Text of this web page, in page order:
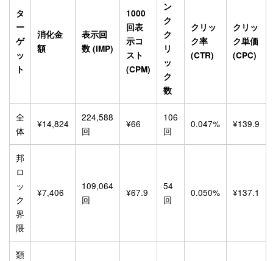
タ
ー
ゲ
ッ
ト
消化金
額
表示回
数 (IMP)
1000
回表
示コ
スト
(CPM)
ン
ク
ク
リ
ッ
ク
数
クリッ
ク率
(CTR)
クリッ
ク単価
(CPC)
全
体
¥14,824
224,588
回
¥66
106
回
0.047% ¥139.9
邦
ロ
ッ
ク
界
隈
¥7,406
109,064
回
¥67.9
54
回
0.050% ¥137.1
類